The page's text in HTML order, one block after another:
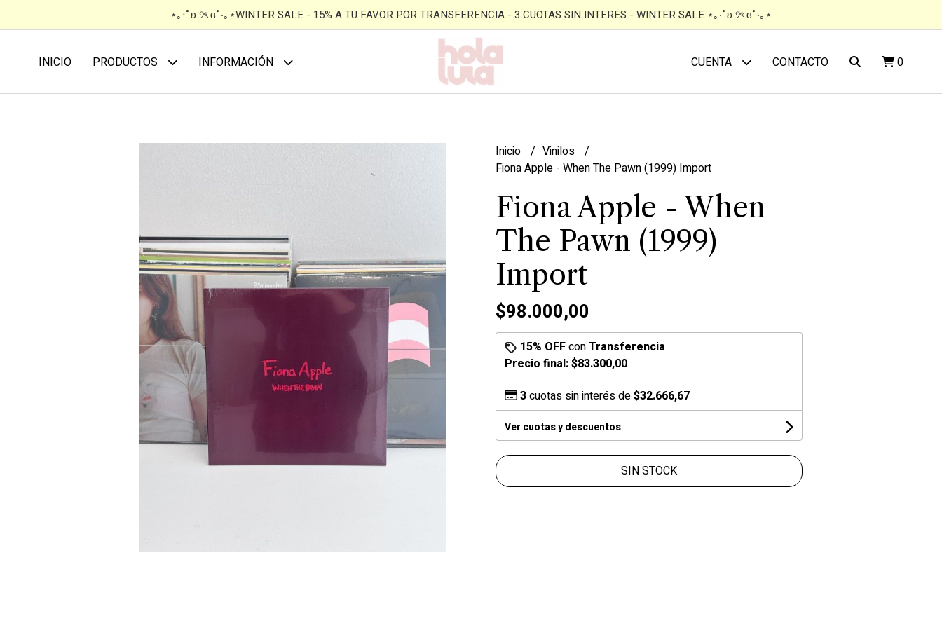
⋆｡‧˚ʚ ୨ৎ ɞ˚‧｡⋆WINTER SALE - 15% A TU FAVOR POR TRANSFERENCIA - 3 CUOTAS SIN INTERES - WINTER SALE ⋆｡‧˚ʚ ୨ৎ ɞ˚‧｡⋆
INICIO PRODUCTOS INFORMACIÓN CUENTA CONTACTO 0
Inicio
Vinilos
Fiona Apple - When The Pawn (1999) Import
Fiona Apple - When
The Pawn (1999)
Import
$98.000,00
15% OFFconTransferencia
Precio final:$83.300,00
3cuotas sin interés de$32.666,67
Ver cuotas y descuentos
SIN STOCK